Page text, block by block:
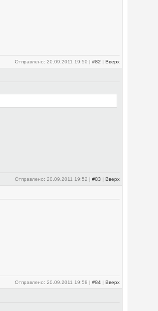
Отправлено: 20.09.2011 19:50 | #82 | Вверх
Отправлено: 20.09.2011 19:52 | #83 | Вверх
Отправлено: 20.09.2011 19:58 | #84 | Вверх